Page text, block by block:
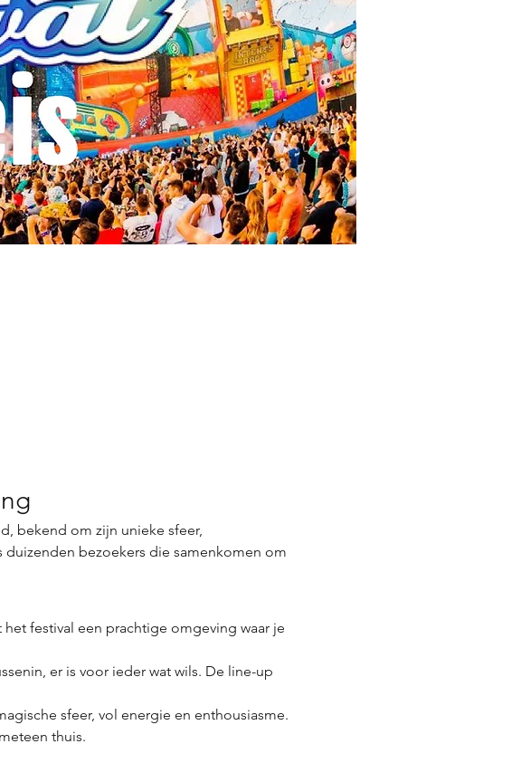
bezoekers die samenkomen om
festival een prachtige omgeving waar je
er is voor ieder wat wils. De line-up
sfeer, vol energie en enthousiasme.
thuis.